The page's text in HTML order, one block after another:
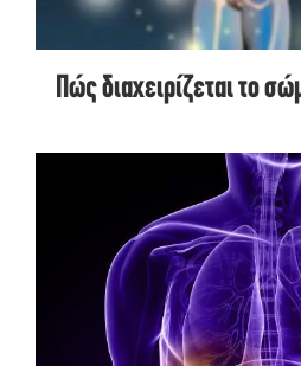
Πώς διαχειρίζεται το